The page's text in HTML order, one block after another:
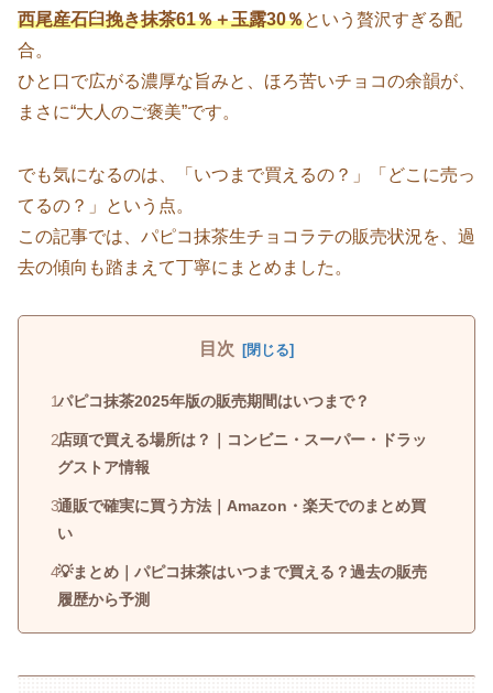
西尾産石臼挽き抹茶61％＋玉露30％という贅沢すぎる配
合。
ひと口で広がる濃厚な旨みと、ほろ苦いチョコの余韻が、
まさに“大人のご褒美”です。
でも気になるのは、「いつまで買えるの？」「どこに売っ
てるの？」という点。
この記事では、パピコ抹茶生チョコラテの販売状況を、過
去の傾向も踏まえて丁寧にまとめました。
目次
パピコ抹茶2025年版の販売期間はいつまで？
店頭で買える場所は？｜コンビニ・スーパー・ドラッ
グストア情報
通販で確実に買う方法｜Amazon・楽天でのまとめ買
い
💡まとめ｜パピコ抹茶はいつまで買える？過去の販売
履歴から予測